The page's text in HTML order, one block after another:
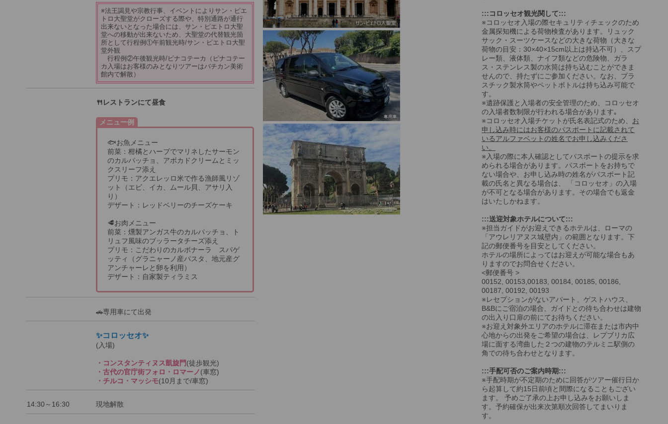
※法王謁見や宗教行事、イベントによりサン・ピエ
トロ大聖堂がクローズする際や、特別通路が通行
出来ないとなった場合には、サン・ピエトロ大聖
堂への移動が出来ないため、大聖堂の代替観光箇
所として行程例①午前観光時/サン・ピエトロ大聖
堂外観
行程例②午後観光時/ピナコテーカ（ピナコテー
カ入場はお客様のみとなりツアーはバチカン美術
館内で解散）
🍴レストランにて昼食
メニュー例
🐟お魚メニュー
前菜：柑橘とハーブでマリネしたサーモン
のカルパッチョ、アボカドクリームとミッ
クスリーフ添え
プリモ：アクエレッロ米で作る漁師風リゾ
ット（エビ、イカ、ムール貝、アサリ入
り）
デザート：レッドベリーのチーズケーキ
🥩お肉メニュー
前菜：燻製アンガス牛のカルパッチョ、ト
リュフ風味のブッラータチーズ添え
プリモ：こだわりのカルボナーラ スパゲ
ッティ（グラニャーノ産パスタ、地元産グ
アンチャーレと卵を利用）
デザート：自家製ティラミス
🚗専用車にて出発
✨コロッセオ✨
(入場)
・コンスタンティヌス凱旋門(徒歩観光)
・古代の官庁街フォロ・ロマーノ(車窓)
・チルコ・マッシモ(10月まで/車窓)
14:30～16:30 現地解散
:::コロッセオ観光関して:::
※コロッセオ入場の際セキュリティチェックのため
金属探知機による荷物検査があります。リュック
サック・スーツケースなどの大きな荷物（大きな
荷物の目安：30×40×15cm以上は持込不可）、スプ
レー類、液体類、ナイフ類などの危険物、ガラ
ス・ステンレス製の水筒は持ち込むことができま
せんので、持たずにご参加ください。なお、プラ
スチック製水筒やペットボトルは持ち込み可能で
す。
※遺跡保護と入場者の安全管理のため、コロッセオ
の入場者数制限が行われる場合があります｡
※コロッセオ入場チケットが氏名表記式のため、 お
申し込み時にはお客様のパスポートに記載されて
いるアルファベットの姓名でお申し込みくださ
い。
※入場の際に本人確認としてパスポートの提示を求
められる場合があります。パスポートをお持ちで
ない場合や、お申し込み時の姓名がパスポート記
載の氏名と異なる場合は、 「コロッセオ」の入場
が不可となる場合があります。その場合でも返金
はいたしかねます。
:::送迎対象ホテルについて:::
※担当ガイドがお迎えできるホテルは、ローマの
「アウレリアヌス城壁内」の範囲となります。下
記の郵便番号を目安としてください。
ホテルの場所によってはお迎えが可能な場合もあ
りますのでお問合せください。
<郵便番号 >
00152, 00153,00183, 00184, 00185, 00186,
00187, 00192, 00193
※レセプションがないアパート、ゲストハウス、
B&Bにご宿泊の場合、ガイドとの待ち合わせは建物
の出入り口扉の前にてお待ちください。
※お迎え対象外エリアのホテルに滞在または市内中
心地からの出発をご希望の場合は、レプブリカ広
場に面する湾曲した２つの建物のテルミニ駅側の
角での待ち合わせとなります。
:::手配可否のご案内時期:::
※手配時期が不定期のために回答がツアー催行日か
ら起算して約15日前頃と間際になることもござい
ます。 予めご了承の上お申し込みをお願いしま
す。予約確保が出来次第順次回答してまいりま
す。